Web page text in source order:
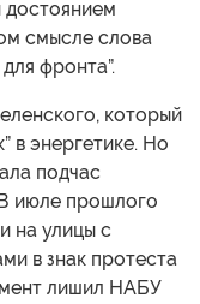
достоянием
смысле слова
фронта”.
который
в энергетике. Но
подчас
июле прошлого
на улицы с
в знак протеста
лишил НАБУ